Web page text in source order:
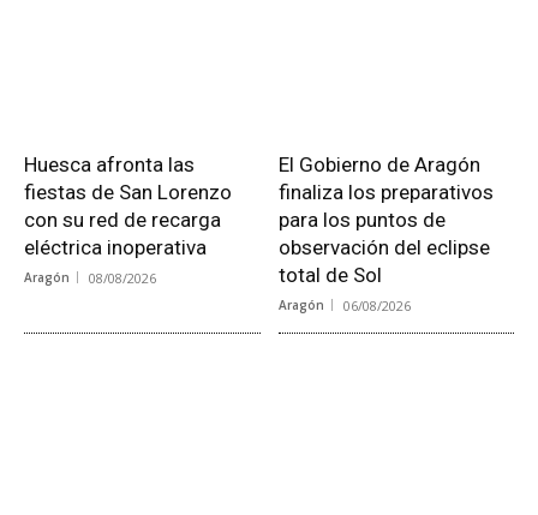
Huesca afronta las
fiestas de San Lorenzo
con su red de recarga
eléctrica inoperativa
Aragón 08/08/2026
El Gobierno de Aragón
finaliza los preparativos
para los puntos de
observación del eclipse
total de Sol
Aragón 06/08/2026